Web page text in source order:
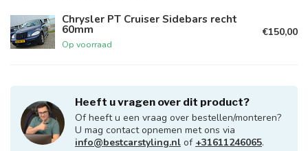
Chrysler PT Cruiser Sidebars recht
60mm
Op voorraad
€150,00
Heeft u vragen over dit product?
Of heeft u een vraag over bestellen/monteren?
U mag contact opnemen met ons via
info@bestcarstyling.nl of +31611246065.